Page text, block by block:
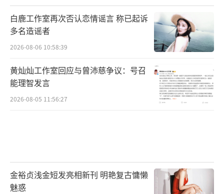
白鹿工作室再次否认恋情谣言 称已起诉
多名造谣者
2026-08-06 10:58:39
黄灿灿工作室回应与曾沛慈争议：号召
能理智发言
2026-08-05 11:56:27
金裕贞浅金短发亮相新刊 明艳复古慵懒
魅惑